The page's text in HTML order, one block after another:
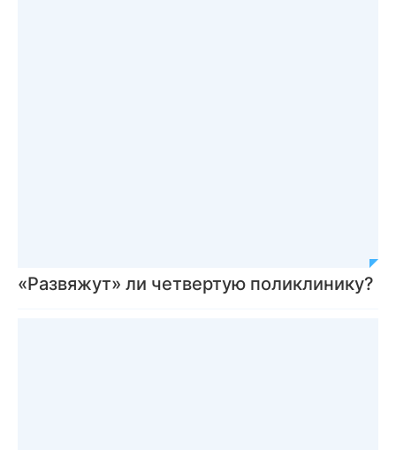
«Развяжут» ли четвертую поликлинику?